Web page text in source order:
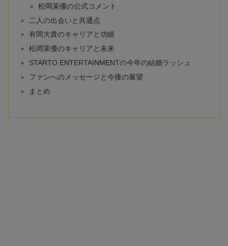
松岡茉優の公式コメント
二人の出会いと共通点
有岡大貴のキャリアと功績
松岡茉優のキャリアと未来
STARTO ENTERTAINMENTの今年の結婚ラッシュ
ファンへのメッセージと今後の展望
まとめ